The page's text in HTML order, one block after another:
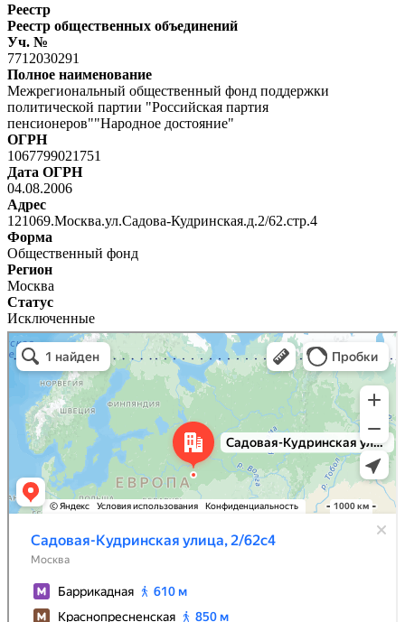
Реестр
Реестр общественных объединений
Уч. №
7712030291
Полное наименование
Межрегиональный общественный фонд поддержки
политической партии "Российская партия
пенсионеров""Народное достояние"
ОГРН
1067799021751
Дата ОГРН
04.08.2006
Адрес
121069.Москва.ул.Садова-Кудринская.д.2/62.стр.4
Форма
Общественный фонд
Регион
Москва
Статус
Исключенные